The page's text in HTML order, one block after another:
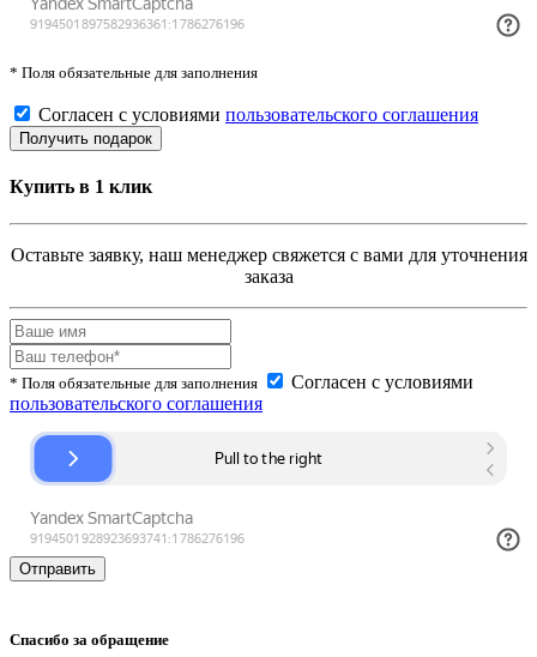
* Поля обязательные для заполнения
Согласен с условиями пользовательского соглашения
Купить в 1 клик
Оставьте заявку, наш менеджер свяжется с вами для уточнения
заказа
* Поля обязательные для заполнения
Согласен с условиями
пользовательского соглашения
Спасибо за обращение